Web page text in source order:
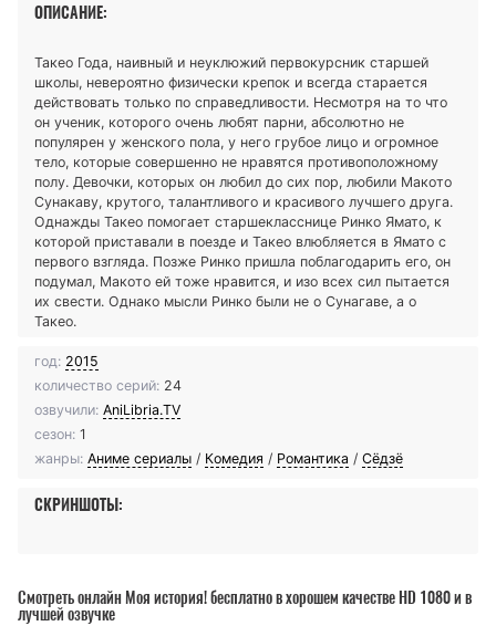
ОПИСАНИЕ:
Такео Года, наивный и неуклюжий первокурсник старшей
школы, невероятно физически крепок и всегда старается
действовать только по справедливости. Несмотря на то что
он ученик, которого очень любят парни, абсолютно не
популярен у женского пола, у него грубое лицо и огромное
тело, которые совершенно не нравятся противоположному
полу. Девочки, которых он любил до сих пор, любили Макото
Сунакаву, крутого, талантливого и красивого лучшего друга.
Однажды Такео помогает старшекласснице Ринко Ямато, к
которой приставали в поезде и Такео влюбляется в Ямато с
первого взгляда. Позже Ринко пришла поблагодарить его, он
подумал, Макото ей тоже нравится, и изо всех сил пытается
их свести. Однако мысли Ринко были не о Сунагаве, а о
Такео.
год: 2015
количество серий: 24
озвучили: AniLibria.TV
сезон: 1
жанры: Аниме сериалы / Комедия / Романтика / Сёдзё
СКРИНШОТЫ:
Смотреть онлайн Моя история! бесплатно в хорошем качестве HD 1080 и в
лучшей озвучке